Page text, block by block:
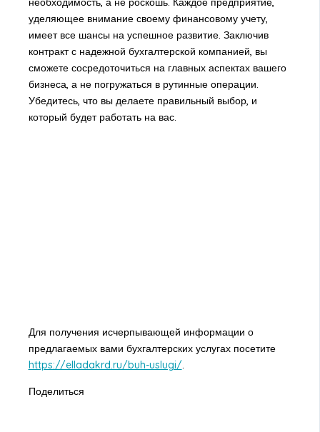
уделяющее внимание своему финансовому учету,
имеет все шансы на успешное развитие. Заключив
контракт с надежной бухгалтерской компанией, вы
сможете сосредоточиться на главных аспектах вашего
бизнеса, а не погружаться в рутинные операции.
Убедитесь, что вы делаете правильный выбор, и
который будет работать на вас.
Для получения исчерпывающей информации о
предлагаемых вами бухгалтерских услугах посетите
https://elladakrd.ru/buh-uslugi/.
Поделиться